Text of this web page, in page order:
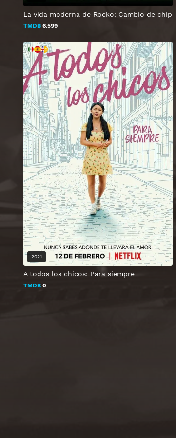
La vida moderna de Rocko: Cambio de chip
TMDB 6.599
A todos los chicos: Para siempre
TMDB 0
2021